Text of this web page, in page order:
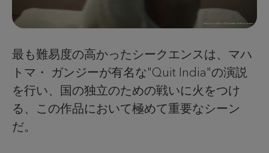
最も難易度の高かったシークエンスは、マハ
トマ・ ガンジーが有名な"Quit India"の演説
を行い、国の独立のための戦いに火をつけ
る、この作品において極めて重要なシーン
だ。